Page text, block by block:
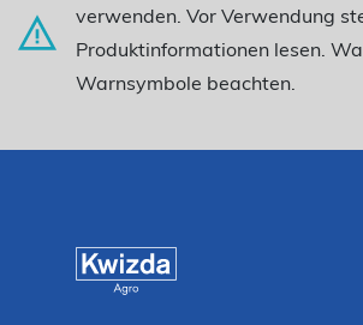
verwenden. Vor Verwendung
Produktinformationen lesen.
Warnsymbole beachten.